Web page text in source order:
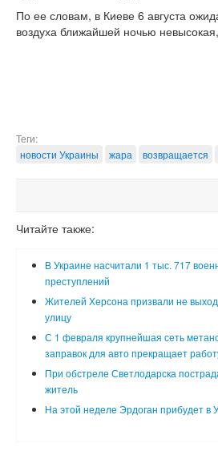
По ее словам, в Киеве 6 августа
воздуха ближайшей ночью
Теги:
новости Украины
жара возвращается
Читайте также:
В Украине насчитали 1 тыс. 717
преступлений
Жителей Херсона призвали не
улицу
С 1 февраля крупнейшая сеть
заправок для авто прекращает
При обстреле Светлодарска
житель
На этой неделе Эрдоган прибудет в